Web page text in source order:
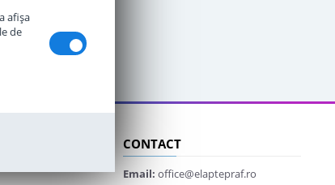
CONTACT
Email: office@elaptepraf.ro
afişa
de